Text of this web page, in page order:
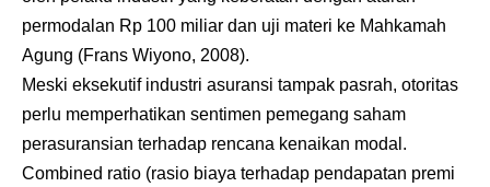
permodalan Rp 100 miliar dan uji materi ke Mahkamah
Agung (Frans Wiyono, 2008).
Meski eksekutif industri asuransi tampak pasrah, otoritas
perlu memperhatikan sentimen pemegang saham
perasuransian terhadap rencana kenaikan modal.
Combined ratio (rasio biaya terhadap pendapatan premi